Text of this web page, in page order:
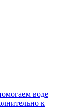
воде
к